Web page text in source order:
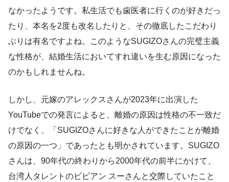
なかったようです。私生活でも歯医者に行くのが好きだっ
たり、本名を2度も改名したりと、その徹底したこだわり
ぶりは有名ですよね。このようなSUGIZOさんの完璧主義
な性格が、結婚生活においてすれ違いを生む原因になった
のかもしれませんね。
しかし、元嫁のアレックスさんが2023年に出演した
YouTubeでの発言によると、離婚の原因は性格の不一致だ
けでなく、「SUGIZOさんに好きな人ができたことが離婚
の原因の一つ」であったとも明かされています。SUGIZO
さんは、90年代の終わりから2000年代の前半にかけて、
台湾人タレントのビビアン スーさんと交際していたこと